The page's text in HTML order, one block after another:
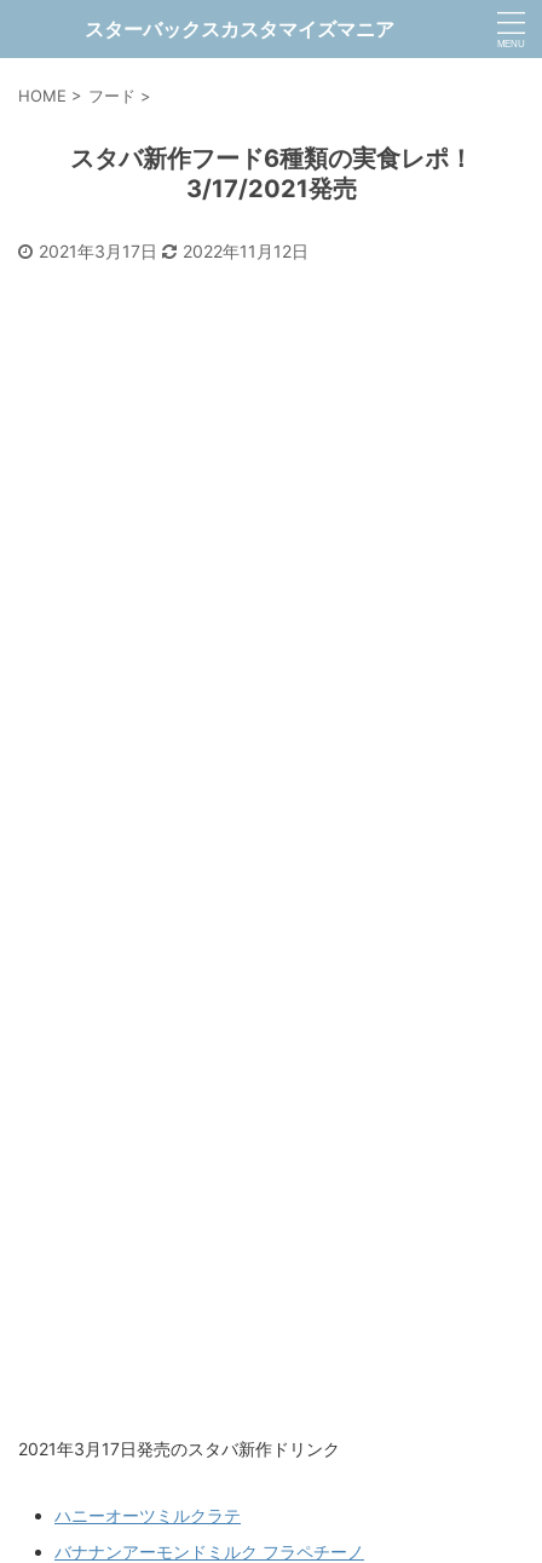
スターバックスカスタマイズマニア
HOME > フード >
スタバ新作フード6種類の実食レポ！
3/17/2021発売
2021年3月17日 2022年11月12日
2021年3月17日発売のスタバ新作ドリンク
ハニーオーツミルクラテ
バナナンアーモンドミルク フラペチーノ